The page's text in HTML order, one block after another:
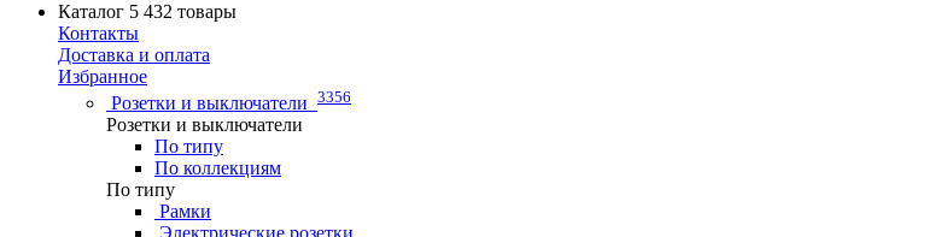
Каталог 5 432 товары
Контакты
Доставка и оплата
Избранное
Розетки и выключатели 3356
Розетки и выключатели
По типу
По коллекциям
По типу
Рамки